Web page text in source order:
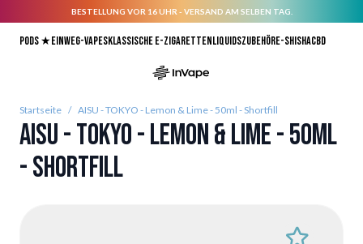
BESTELLUNG VOR 16 UHR - VERSAND AM SELBEN TAG.
Pods ★Einweg-VapesKlassische E-ZigarettenLiquidsZubehörE-ShishaCBD
Startseite / AISU - TOKYO - Lemon & Lime - 50ml - Shortfill
AISU - TOKYO - Lemon & Lime - 50ml
- Shortfill